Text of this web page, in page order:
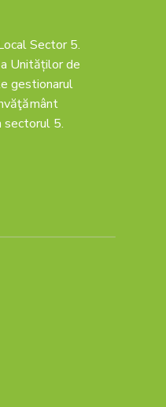
Sector 5.
Unităților de
gestionarul
sectorul 5.